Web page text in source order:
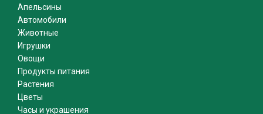
Апельсины
Автомобили
Животные
Игрушки
Овощи
Продукты питания
Растения
Цветы
Часы и украшения